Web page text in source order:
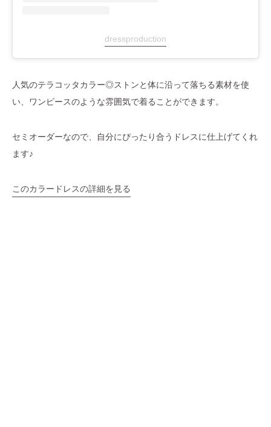
dressproduction
人気のテラコッタカラー◎ストンと体に沿って落ちる素材を使
い、ワンピースのような雰囲気で着ることができます。
セミオーダーなので、自分にぴったり合うドレスに仕上げてくれ
ます♪
このカラードレスの詳細を見る